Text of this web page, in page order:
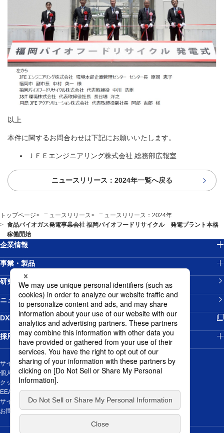
以上
本件に関するお問合わせは下記にお願いいたします。
ＪＦＥエンジニアリング株式会社 総務部広報室
ニュースリリース：2024年一覧へ戻る
トップページ ニュースリリース
ニュースリリース：2024年
食品バイオガス発電事業会社 福岡バイオフードリサイクル 発電プラント本格
稼働開始
企業情報
事業・製品
研究開発
ニュースリリース
DX戦略新規ウィンドウを開きます
採用情報
サイトマップ
個人情報の取り扱いについて
クッキーポリシー
EEA域内のお取引先の皆様の個人データの取扱に関する通知
サイトご利用にあたって
お問い合わせ新規ウィンドウを開きます